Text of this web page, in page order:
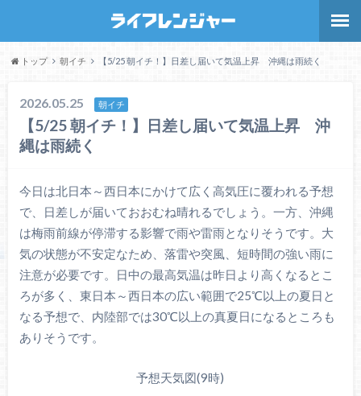
トップ 朝イチ 【5/25 朝イチ！】日差し届いて気温上昇 沖縄は雨続く
2026.05.25 朝イチ
【5/25 朝イチ！】日差し届いて気温上昇 沖
縄は雨続く
今日は北日本～西日本にかけて広く高気圧に覆われる予想
で、日差しが届いておおむね晴れるでしょう。一方、沖縄
は梅雨前線が停滞する影響で雨や雷雨となりそうです。大
気の状態が不安定なため、落雷や突風、短時間の強い雨に
注意が必要です。日中の最高気温は昨日より高くなるとこ
ろが多く、東日本～西日本の広い範囲で25℃以上の夏日と
なる予想で、内陸部では30℃以上の真夏日になるところも
ありそうです。
予想天気図(9時)